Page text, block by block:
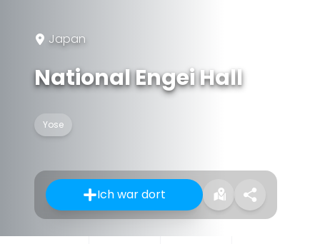
Japan
National Engei Hall
Yose
Ich war dort